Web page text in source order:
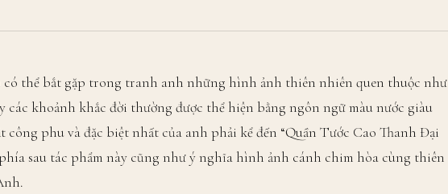
có thể bắt gặp trong tranh anh những hình ảnh thiên nhiên quen thuộc như
các khoảnh khắc đời thường được thể hiện bằng ngôn ngữ màu nước giàu
công phu và đặc biệt nhất của anh phải kể đến “Quần Tước Cao Thanh Đại
sau tác phẩm này cũng như ý nghĩa hình ảnh cánh chim hòa cùng thiên